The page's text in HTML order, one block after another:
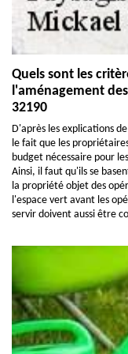
Quels sont les
l'aménagement
32190
D'après les explications
le fait que les
budget nécessaire pour
Ainsi, il faut qu'ils se
la propriété objet des
l'espace vert avant les
servir doivent aussi être